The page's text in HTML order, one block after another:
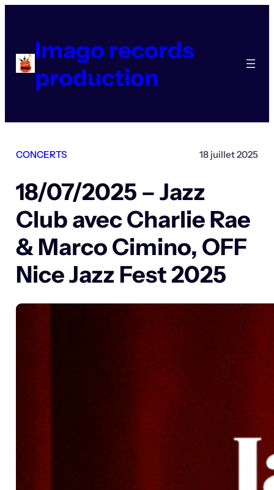
contenuImago records
production
CONCERTS 18 juillet 2025
18/07/2025 – Jazz
Club avec Charlie Rae
& Marco Cimino, OFF
Nice Jazz Fest 2025